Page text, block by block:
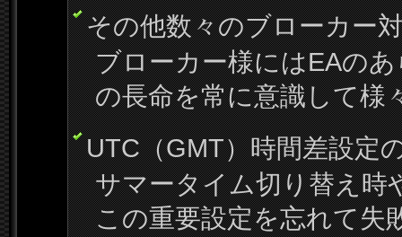
その他数々のブローカー
ブローカー様にはEAの
の長命を常に意識して様
UTC（GMT）時間差設定
サマータイム切り替え時
この重要設定を忘れて失